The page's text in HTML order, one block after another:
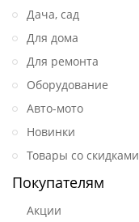
Дача, сад
Для дома
Для ремонта
Оборудование
Авто-мото
Новинки
Товары со скидками
Покупателям
Акции